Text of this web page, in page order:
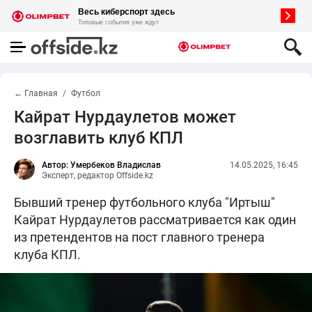
← Главная Футбол
Кайрат Нурдаулетов может
возглавить клуб КПЛ
Автор: Умербеков Владислав
Эксперт, редактор Offside.kz
14.05.2025, 16:45
Бывший тренер футбольного клуба "Иртыш"
Кайрат Нурдаулетов рассматривается как один
из претендентов на пост главного тренера
клуба КПЛ.